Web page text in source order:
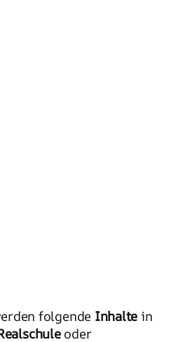
folgende Inhalte in
oder